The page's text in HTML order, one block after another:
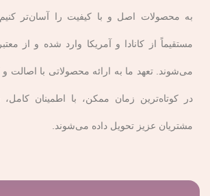
سلیقه ها و سبک های متنوع شما را برآورده
نگاهی به این انواع مختلف بیندازیم!
رژ لب مداد رنگی
به محصولات اصل و با کیفیت را آسان‌تر
مستقیماً از کانادا و آمریکا وارد شده و از
می‌شوند. تعهد ما به ارائه محصولاتی با اصالت
در کوتاه‌ترین زمان ممکن، با اطمینان
مشتریان عزیز تحویل داده می‌شوند.